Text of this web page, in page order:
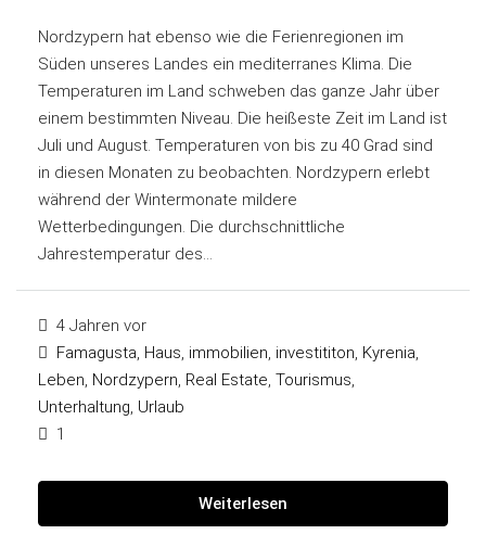
Nordzypern hat ebenso wie die Ferienregionen im
Süden unseres Landes ein mediterranes Klima. Die
Temperaturen im Land schweben das ganze Jahr über
einem bestimmten Niveau. Die heißeste Zeit im Land ist
Juli und August. Temperaturen von bis zu 40 Grad sind
in diesen Monaten zu beobachten. Nordzypern erlebt
während der Wintermonate mildere
Wetterbedingungen. Die durchschnittliche
Jahrestemperatur des...
4 Jahren vor
Famagusta, Haus, immobilien, investititon, Kyrenia,
Leben, Nordzypern, Real Estate, Tourismus,
Unterhaltung, Urlaub
1
Weiterlesen